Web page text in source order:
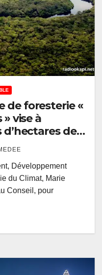
de foresterie «
» vise à
des
Développement
du Climat, Marie
Conseil, pour